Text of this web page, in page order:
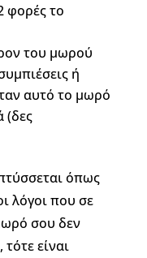
φορές το
του μωρού
ή
αυτό το μωρό
(δες
όπως
λόγοι που σε
σου δεν
είναι